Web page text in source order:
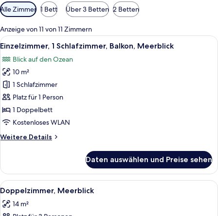
Verfügbare
Filter
für
Zimmer
Alle Zimmer 1 Bett Über 3 Betten 2 Betten
Anzeige von 11 von 11 Zimmern
Alle
Fotos
für
Einzelzimmer,
Schlafzimmer,
Balkon,
Meerblick
Ein modernes Hotelzimmer mit
6
Einzelzimmer, 1 Schlafzimmer, Balkon, Meerblick
Blick auf den Ozean
10 m²
1 Schlafzimmer
Platz für 1 Person
1 Doppelbett
Kostenloses WLAN
Weitere Details
Weitere
1
Schlafzimmer,
Balkon,
Meerblick
Daten auswählen und Preise sehen
Alle
Fotos
für
Ein modernes Hotelzimmer mit
7
Doppelzimmer, Meerblick
14 m²